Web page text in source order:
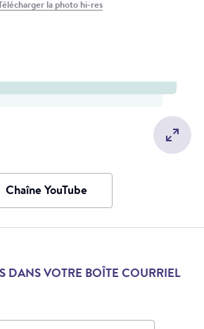
la photo hi-res
Chaîne YouTube
DANS VOTRE BOÎTE COURRIEL